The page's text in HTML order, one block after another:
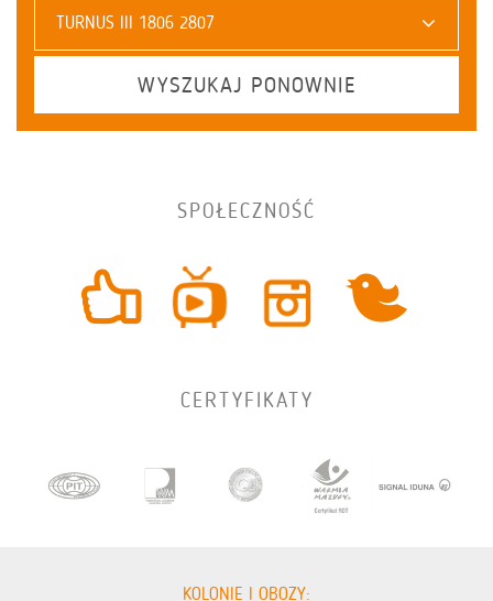
TURNUS III 1806 2807
WYSZUKAJ PONOWNIE
SPOŁECZNOŚĆ
CERTYFIKATY
KOLONIE I OBOZY: